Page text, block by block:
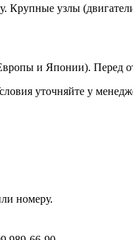
Крупные узлы
и Японии). Перед
уточняйте у
номеру.